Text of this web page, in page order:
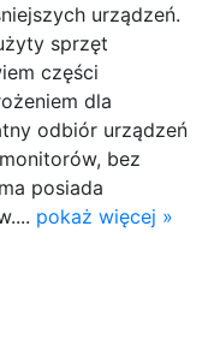
urządzeń.
sprzęt
części
dla
odbiór urządzeń
bez
posiada
pokaż więcej »